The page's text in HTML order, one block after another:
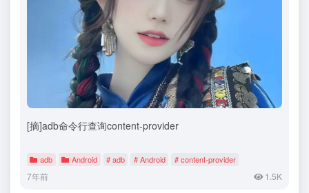
[摘]adb命令行查询content-provider
adb Android # adb # Android # content-provider
7年前 1.5K